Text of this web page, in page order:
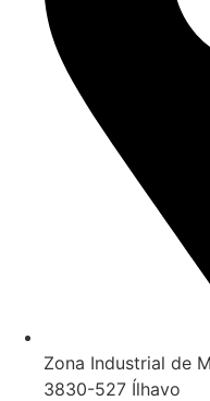
Zona Industrial de
3830-527 Ílhavo